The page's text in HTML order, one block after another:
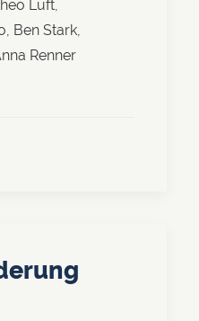
Luft,
Ben Stark,
Renner